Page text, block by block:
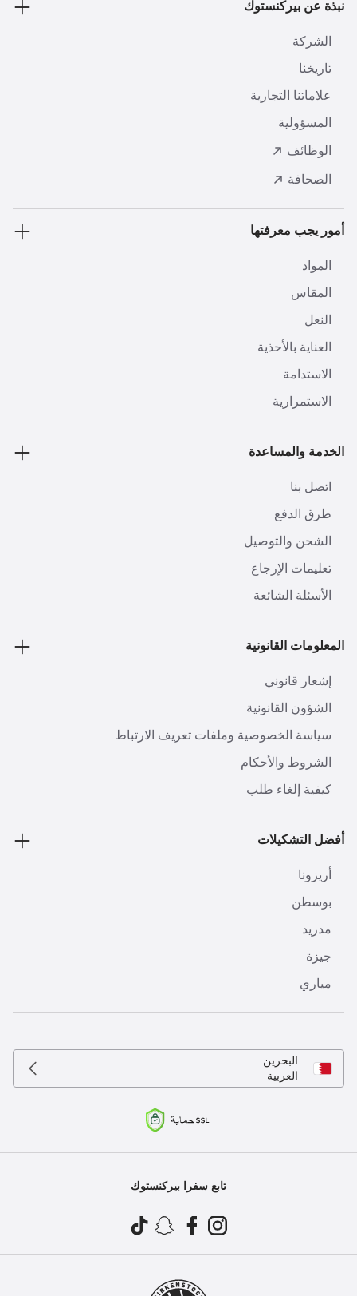
نبذة عن بيركنستوك
الشركة
تاريخنا
علاماتنا التجارية
المسؤولية
الوظائف
الصحافة
أمور يجب معرفتها
المواد
المقاس
النعل
العناية بالأحذية
الاستدامة
الاستمرارية
الخدمة والمساعدة
اتصل بنا
طرق الدفع
الشحن والتوصيل
تعليمات الإرجاع
الأسئلة الشائعة
المعلومات القانونية
إشعار قانوني
الشؤون القانونية
سياسة الخصوصية وملفات تعريف الارتباط
الشروط والأحكام
كيفية إلغاء طلب
أفضل التشكيلات
أريزونا
بوسطن
مدريد
جيزة
مياري
البحرين
العربية
تابع سفرا بيركنستوك